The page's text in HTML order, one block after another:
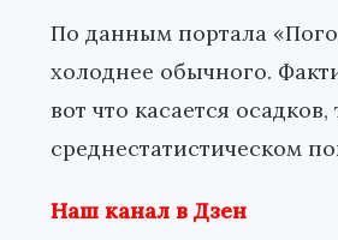
По данным портала
холоднее обычного.
вот что касается
среднестатистическом
Наш канал в Дзен